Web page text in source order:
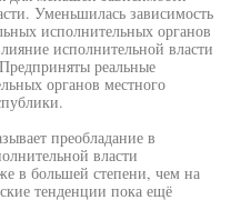
Уменьшилась зависимость
исполнительных органов
исполнительной власти
реальные
органов местного
преобладание в
власти
в большей степени, чем на
тенденции пока ещё